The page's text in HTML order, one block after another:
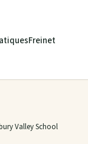
Freinet
Valley School